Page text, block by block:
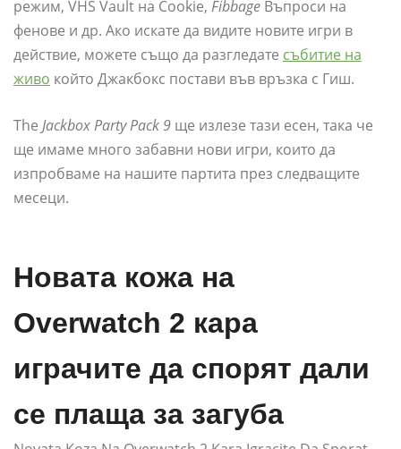
режим, VHS Vault на Cookie, Fibbage Въпроси на
фенове и др. Ако искате да видите новите игри в
действие, можете също да разгледате събитие на
живо който Джакбокс постави във връзка с Гиш.
The Jackbox Party Pack 9 ще излезе тази есен, така че
ще имаме много забавни нови игри, които да
изпробваме на нашите партита през следващите
месеци.
Новата кожа на
Overwatch 2 кара
играчите да спорят дали
се плаща за загуба